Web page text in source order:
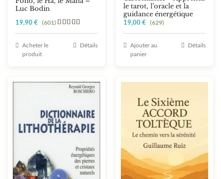
Luc Bodin
Note5.00
19,90€ (601)
Acheter le
produit
Détails
le tarot, l’oracle et la
guidance énergétique
19,00€ (629)
Ajouter au
panier
Détails